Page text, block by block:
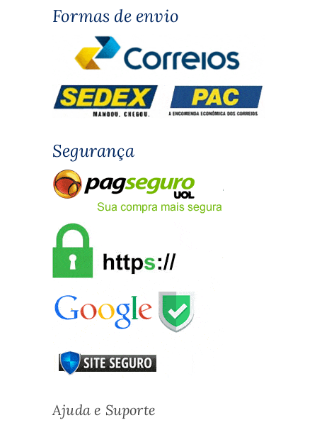
Formas de envio
Segurança
Ajuda e Suporte